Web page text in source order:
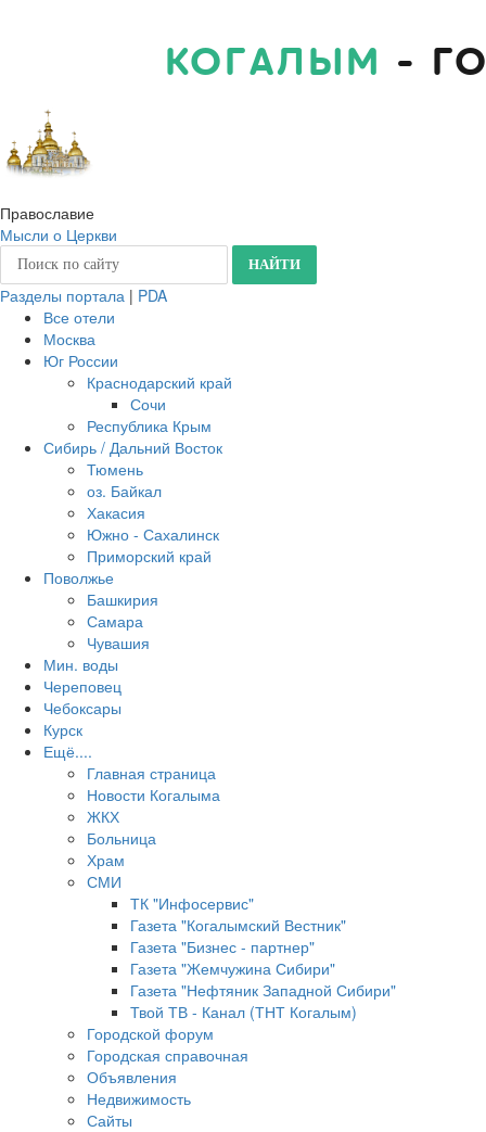
КОГАЛЫМ -
Православие
Мысли о Церкви
Разделы портала | PDA
Все отели
Москва
Юг России
Краснодарский край
Сочи
Республика Крым
Сибирь / Дальний Восток
Тюмень
оз. Байкал
Хакасия
Южно - Сахалинск
Приморский край
Поволжье
Башкирия
Самара
Чувашия
Мин. воды
Череповец
Чебоксары
Курск
Ещё....
Главная страница
Новости Когалыма
ЖКХ
Больница
Храм
СМИ
ТК "Инфосервис"
Газета "Когалымский Вестник"
Газета "Бизнес - партнер"
Газета "Жемчужина Сибири"
Газета "Нефтяник Западной Сибири"
Твой ТВ - Канал (ТНТ Когалым)
Городской форум
Городская справочная
Объявления
Недвижимость
Сайты